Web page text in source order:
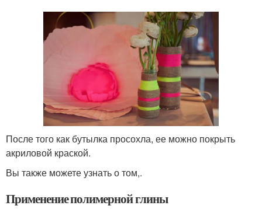
После того как бутылка просохла, ее можно покрыть
акриловой краской.
Вы также можете узнать о том,.
Применение полимерной глины